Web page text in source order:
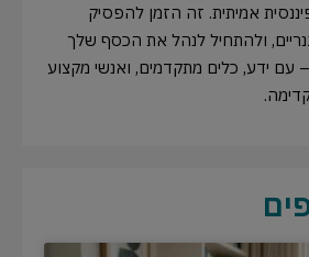
אמיתית. זה הזמן להפסיק
ולהתחיל לנהל את הכסף שלך
עם ידע, כלים מתקדמים, ואנשי מקצוע